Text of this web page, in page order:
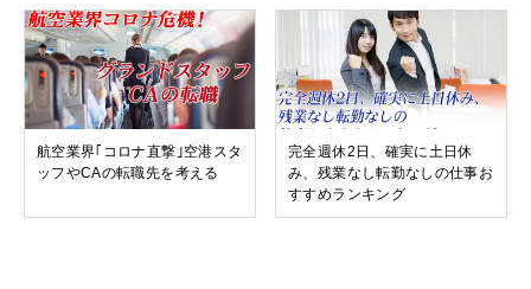
航空業界｢コロナ直撃｣空港スタ
ッフやCAの転職先を考える
完全週休2日、確実に土日休
み、残業なし転勤なしの仕事お
すすめランキング